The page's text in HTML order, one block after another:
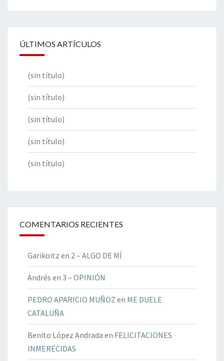
ÚLTIMOS ARTÍCULOS
(sin título)
(sin título)
(sin título)
(sin título)
(sin título)
COMENTARIOS RECIENTES
Garikoitz en 2 – ALGO DE MÍ
Andrés en 3 – OPINIÓN
PEDRO APARICIO MUÑOZ en ME DUELE
CATALUÑA
Benito López Andrada en FELICITACIONES
INMERECIDAS